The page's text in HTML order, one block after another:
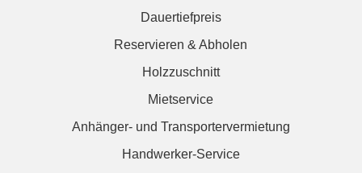
Dauertiefpreis
Reservieren & Abholen
Holzzuschnitt
Mietservice
Anhänger- und Transportervermietung
Handwerker-Service